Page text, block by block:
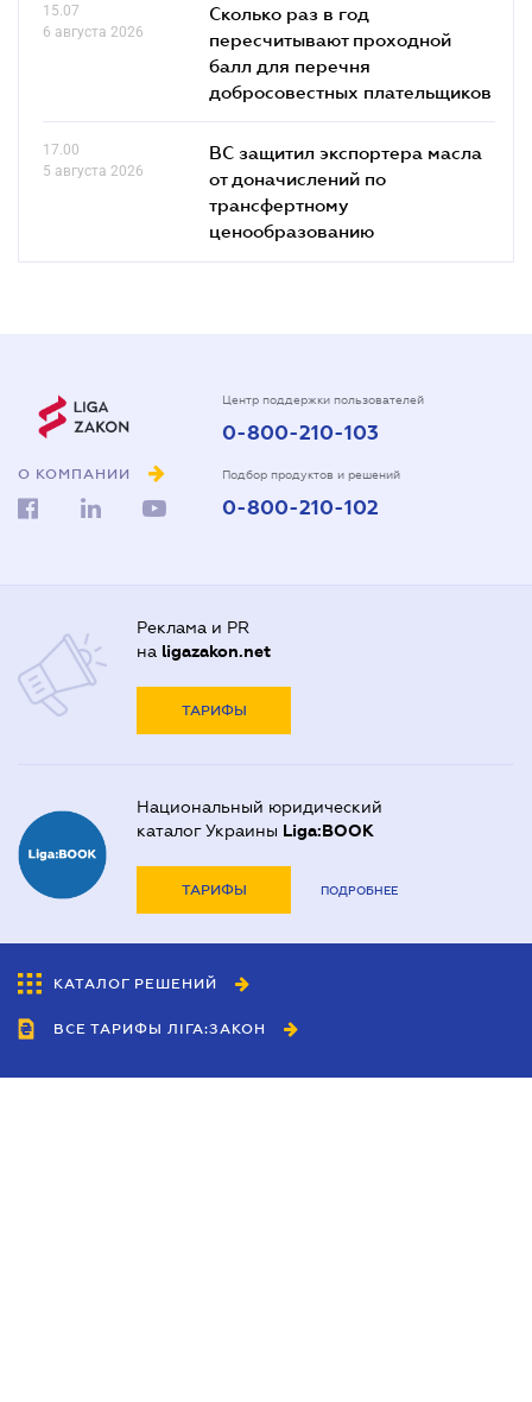
15.07
6 августа 2026
Сколько раз в год
пересчитывают проходной
балл для перечня
добросовестных плательщиков
17.00
5 августа 2026
ВС защитил экспортера масла
от доначислений по
трансфертному
ценообразованию
О КОМПАНИИ
Центр поддержки пользователей
0-800-210-103
Подбор продуктов и решений
0-800-210-102
Реклама и PR
на ligazakon.net
ТАРИФЫ
Национальный юридический
каталог Украины Liga:BOOK
ТАРИФЫ ПОДРОБНЕЕ
КАТАЛОГ РЕШЕНИЙ
ВСЕ ТАРИФЫ ЛІГА:ЗАКОН